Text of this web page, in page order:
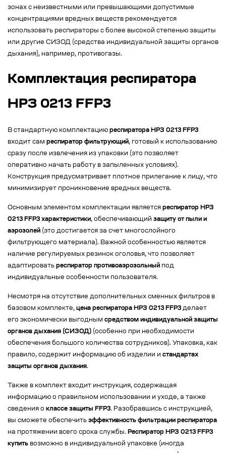
зонах с неизвестными или превышающими допустимые
концентрациями вредных веществ рекомендуется
использовать респираторы с более высокой степенью защиты
или другие СИЗОД (средства индивидуальной защиты органов
дыхания), например, противогазы.
Комплектация респиратора
НРЗ 0213 FFP3
В стандартную комплектацию респиратора НРЗ 0213 FFP3
входит сам респиратор фильтрующий, готовый к использованию
сразу после извлечения из упаковки (это позволяет
оперативно начать работу в запыленных условиях).
Конструкция предусматривает плотное прилегание к лицу, что
минимизирует проникновение вредных веществ.
Основным элементом комплектации является респиратор НРЗ
0213 FFP3 характеристики, обеспечивающий защиту от пыли и
аэрозолей (это достигается за счет многослойного
фильтрующего материала). Важной особенностью является
наличие регулируемых резинок оголовья, что позволяет
адаптировать респиратор противоаэрозольный под
индивидуальные особенности пользователя.
Несмотря на отсутствие дополнительных сменных фильтров в
базовом комплекте, цена респиратора НРЗ 0213 FFP3 делает
его экономически выгодным средством индивидуальной защиты
органов дыхания (СИЗОД) (особенно при необходимости
обеспечения большого количества сотрудников). Упаковка, как
правило, содержит информацию об изделии и стандартах
защиты органов дыхания.
Также в комплект входит инструкция, содержащая
информацию о правильном использовании и уходе, а также
сведения о классе защиты FFP3. Разобравшись с инструкцией,
вы сможете обеспечить эффективность фильтрации респиратора
на протяжении всего срока службы. Респиратор НРЗ 0213 FFP3
купить возможно в индивидуальной упаковке (иногда